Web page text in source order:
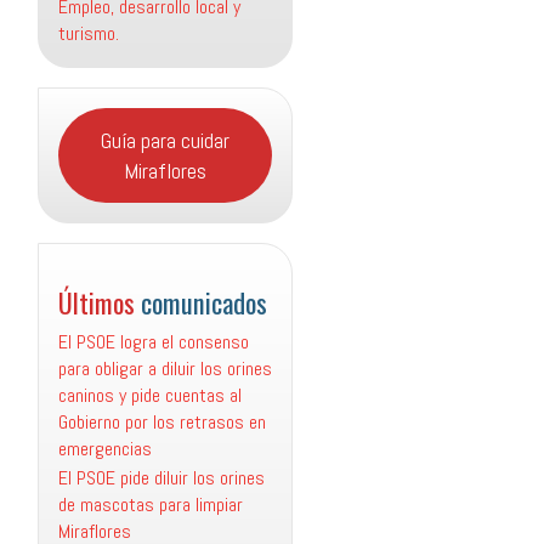
Empleo, desarrollo local y
turismo.
Guía para cuidar
Miraflores
Últimos comunicados
El PSOE logra el consenso
para obligar a diluir los orines
caninos y pide cuentas al
Gobierno por los retrasos en
emergencias
El PSOE pide diluir los orines
de mascotas para limpiar
Miraflores